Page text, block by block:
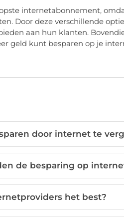
internetabonnement,
Door deze verschillende
aan hun klanten.
geld kunt besparen op je
door internet te
de besparing op
het best?